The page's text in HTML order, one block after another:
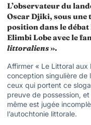
L’observateur du
Oscar Djiki, sous une
position dans le
Elimbi Lobe avec le
littoraliens».
Affirmer « Le Littoral
conception singulière de
ceux qui portent ce
preuve de possession,
même est jugée
l’autochtonie littorale.